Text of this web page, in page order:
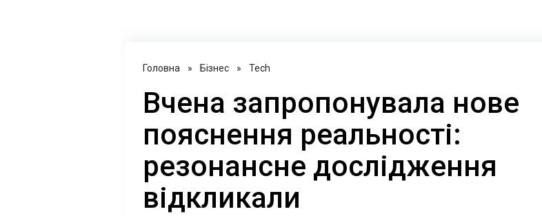
Головна » Бізнес » Tech
Вчена запропонувала нове
пояснення реальності:
резонансне дослідження
відкликали